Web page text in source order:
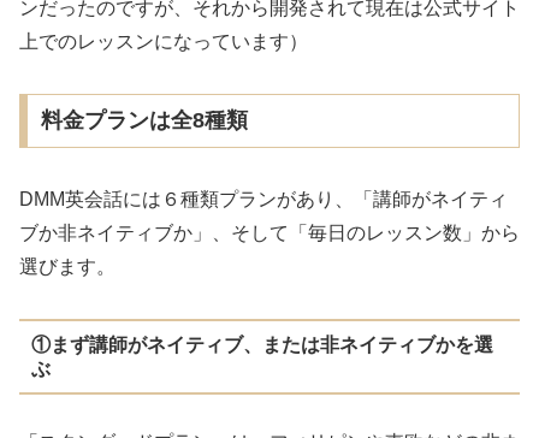
ンだったのですが、それから開発されて現在は公式サイト
上でのレッスンになっています）
料金プランは全8種類
DMM英会話には６種類プランがあり、「講師がネイティ
ブか非ネイティブか」、そして「毎日のレッスン数」から
選びます。
①まず講師がネイティブ、または非ネイティブかを選
ぶ